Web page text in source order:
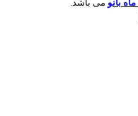
ماه بانو می باشد.